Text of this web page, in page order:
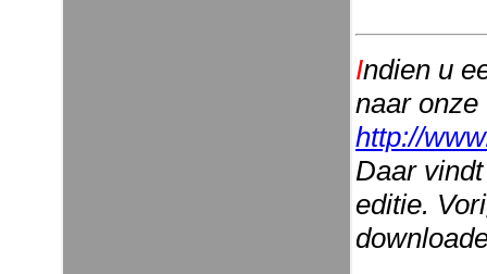
Indien u
naar
http://
Daar
editie.